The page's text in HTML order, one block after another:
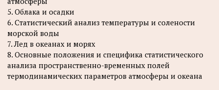
5. Облака и осадки
6. Статистический анализ температуры и солености
морской воды
7. Лед в океанах и морях
8. Основные положения и специфика статистического
анализа пространственно-временных полей
термодинамических параметров атмосферы и океана